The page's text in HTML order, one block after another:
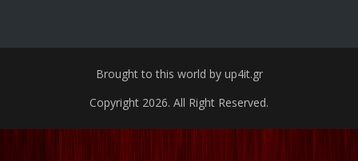
Brought to this world by up4it.gr
Copyright 2026. All Right Reserved.